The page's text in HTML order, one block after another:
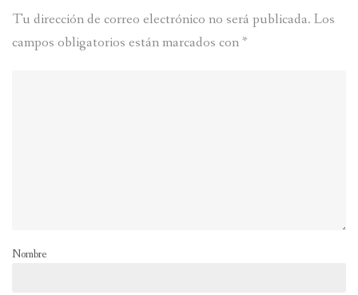
Tu dirección de correo electrónico no será publicada. Los
campos obligatorios están marcados con*
Nombre